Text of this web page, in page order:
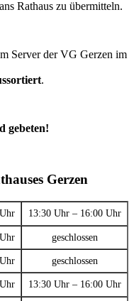
Rathaus zu übermitteln.
Server der VG Gerzen im
.
gebeten!
Gerzen
13:30 Uhr – 16:00 Uhr
geschlossen
geschlossen
13:30 Uhr – 16:00 Uhr